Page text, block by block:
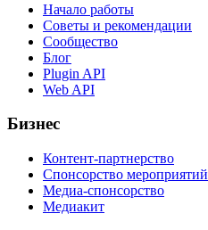
Начало работы
Советы и рекомендации
Сообщество
Блог
Plugin API
Web API
Бизнес
Контент-партнерство
Спонсорство мероприятий
Медиа-спонсорство
Медиакит